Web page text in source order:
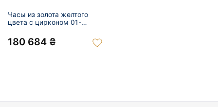
Часы из золота желтого
цвета с цирконом 01-
180 684 ₴